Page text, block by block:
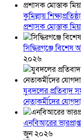
কুমিল্লায়
প্রশাসক মোস্তাক
সিদ্ধিরগঞ্জে বিশেষ
২০২৬
যুবদলের প্রতিবাদ
নেতাকর্মীদের
এনবিআরের
জুন ২০২৬